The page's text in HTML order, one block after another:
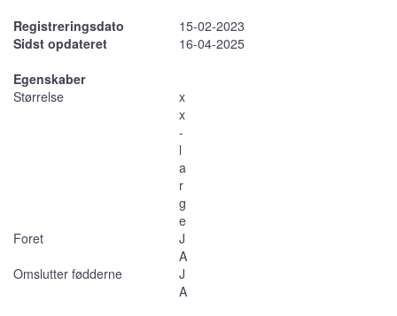
Registreringsdato
15-02-2023
Sidst opdateret
16-04-2025
Egenskaber
Størrelse
x
x
-
l
a
r
g
e
Foret
J
A
Omslutter fødderne
J
A